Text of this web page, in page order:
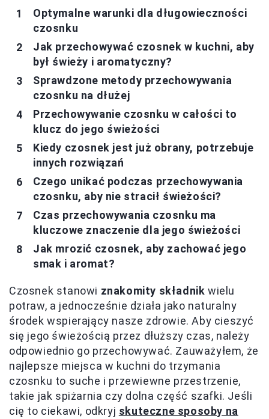
Optymalne warunki dla długowieczności
czosnku
Jak przechowywać czosnek w kuchni, aby
był świeży i aromatyczny?
Sprawdzone metody przechowywania
czosnku na dłużej
Przechowywanie czosnku w całości to
klucz do jego świeżości
Kiedy czosnek jest już obrany, potrzebuje
innych rozwiązań
Czego unikać podczas przechowywania
czosnku, aby nie stracił świeżości?
Czas przechowywania czosnku ma
kluczowe znaczenie dla jego świeżości
Jak mrozić czosnek, aby zachować jego
smak i aromat?
Czosnek stanowi znakomity składnik wielu
potraw, a jednocześnie działa jako naturalny
środek wspierający nasze zdrowie. Aby cieszyć
się jego świeżością przez dłuższy czas, należy
odpowiednio go przechowywać. Zauważyłem, że
najlepsze miejsca w kuchni do trzymania
czosnku to suche i przewiewne przestrzenie,
takie jak spiżarnia czy dolna część szafki. Jeśli
cię to ciekawi, odkryj skuteczne sposoby na